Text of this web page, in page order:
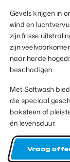
Gevels krijgen in
wind en
zijn frisse
zijn
naar harde
beschadigen.
Met Softwash
die speciaal
baksteen of
én levensduur.
Vraag